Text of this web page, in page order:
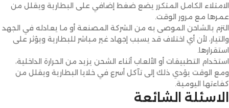
الامتلاء الكامل المتكرر يضع ضغط إضافي على البطارية ويقلل من
عمرها مع مرور الوقت.
التزم بالشاحن الموصى به من الشركة المصنعة أو ما يعادله في الجهد
والتيار، لأن أي اختلاف قد يسبب إجهاد غير مباشر للبطارية ويؤثر على
استقرارها.
استخدام التطبيقات أو الألعاب أثناء الشحن يزيد من الحرارة الداخلية،
ومع الوقت يؤدي ذلك إلى تآكل أسرع في خلايا البطارية ويقلل من
كفاءتها اليومية.
الاسئلة الشائعة